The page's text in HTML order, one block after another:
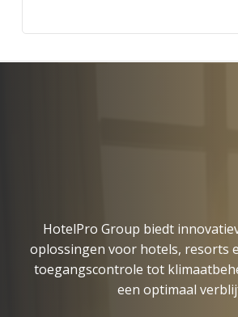
HotelPro Group biedt
oplossingen voor hotels, resorts
toegangscontrole tot
een optimaal